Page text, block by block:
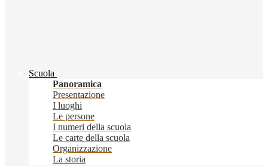
Scuola
Panoramica
Presentazione
I luoghi
Le persone
I numeri della scuola
Le carte della scuola
Organizzazione
La storia